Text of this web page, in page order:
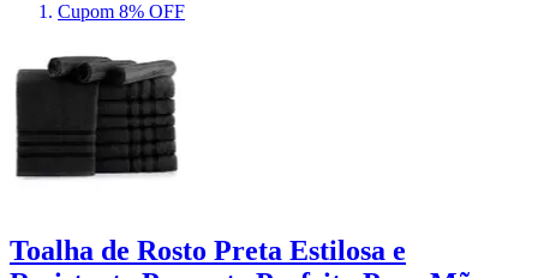
Cupom 8% OFF
Toalha de Rosto Preta Estilosa e